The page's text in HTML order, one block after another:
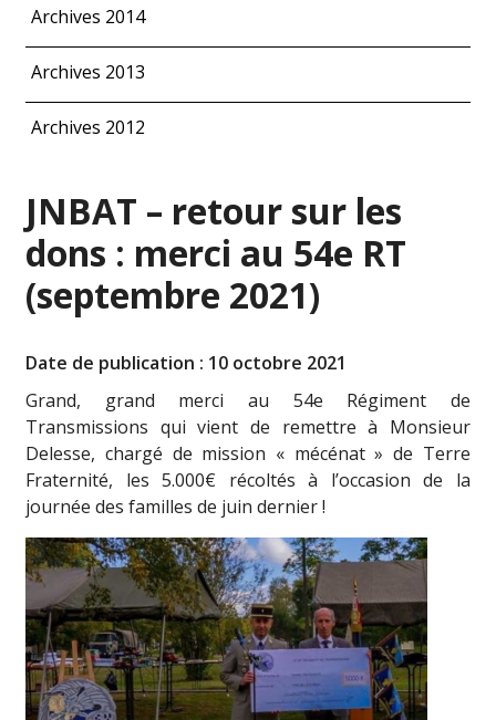
Archives 2014
Archives 2013
Archives 2012
JNBAT – retour sur les
dons : merci au 54e RT
(septembre 2021)
Date de publication : 10 octobre 2021
Grand, grand merci au 54e Régiment de
Transmissions qui vient de remettre à Monsieur
Delesse, chargé de mission « mécénat » de Terre
Fraternité, les 5.000€ récoltés à l’occasion de la
journée des familles de juin dernier !